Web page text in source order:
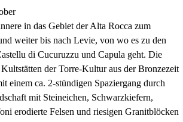
in das Gebiet der Alta Rocca zum
weiter bis nach Levie, von wo es zu den
di Cucuruzzu und Capula geht. Die
der Torre-Kultur aus der Bronzezeit
einem ca. 2-stündigen Spaziergang durch
mit Steineichen, Schwarzkiefern,
erodierte Felsen und riesigen Granitblöcken